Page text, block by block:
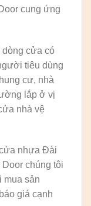
cung ứng
dòng cửa có
tiêu dùng
cư, nhà
lắp ở vị
nhà vệ
nhựa Đài
chúng tôi
mua sản
giá cạnh